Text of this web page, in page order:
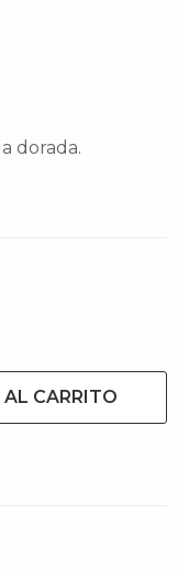
dorada.
CARRITO